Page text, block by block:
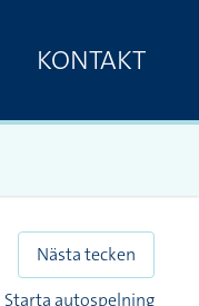
KONTAKT
Nästa tecken
Starta autospelning